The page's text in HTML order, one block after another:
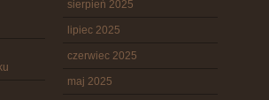
sierpień 2025
lipiec 2025
czerwiec 2025
maj 2025